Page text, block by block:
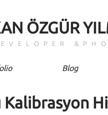
ÖZGÜR
Blog
Kalibrasyon